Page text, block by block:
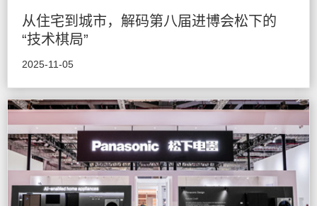
从住宅到城市，解码第八届进博会松下的
“技术棋局”
2025-11-05